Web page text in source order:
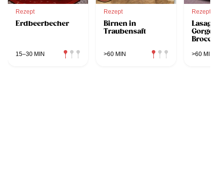
Rezept
Erdbeerbecher
15–30 MIN
Rezept
Birnen in
Traubensaft
>60 MIN
Rezept
>60 MIN